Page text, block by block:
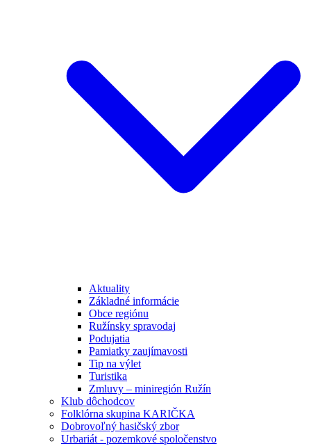
Aktuality
Základné informácie
Obce regiónu
Ružínsky spravodaj
Podujatia
Pamiatky zaujímavosti
Tip na výlet
Turistika
Zmluvy – miniregión Ružín
Klub dôchodcov
Folklórna skupina KARIČKA
Dobrovoľný hasičský zbor
Urbariát - pozemkové spoločenstvo